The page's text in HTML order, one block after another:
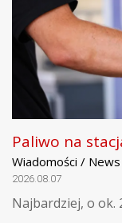
Paliwo na
Wiadomości / News
2026.08.07
Najbardziej, o ok.